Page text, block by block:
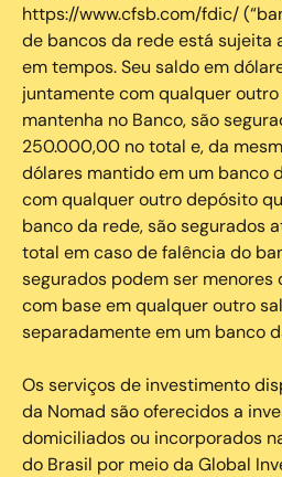
https://www.cfsb.com/fdic/
de bancos da rede está sujeita
em tempos. Seu saldo em
juntamente com qualquer
mantenha no Banco, são
250.000,00 no total e, da
dólares mantido em um banco
com qualquer outro depósito
banco da rede, são segurados
total em caso de falência do
segurados podem ser menores
com base em qualquer outro
separadamente em um banco
Os serviços de investimento
da Nomad são oferecidos a
domiciliados ou incorporados
do Brasil por meio da Global